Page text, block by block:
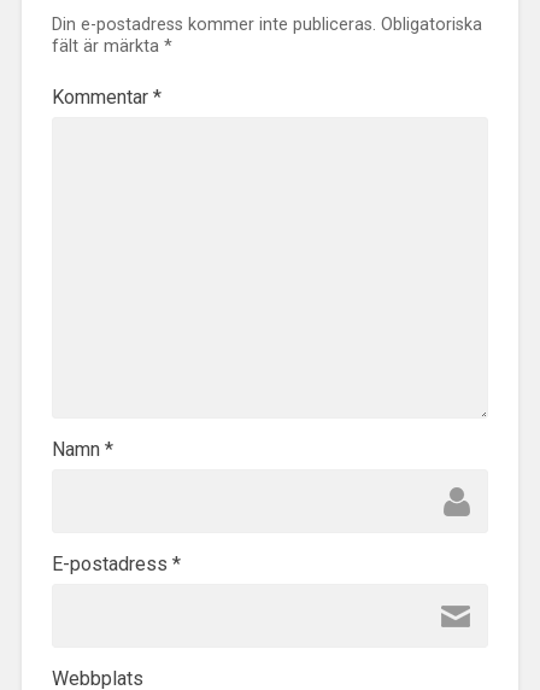
Din e-postadress kommer inte publiceras. Obligatoriska
fält är märkta *
Kommentar *
Namn *
E-postadress *
Webbplats